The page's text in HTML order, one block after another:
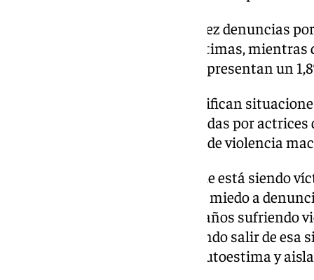
En este sentido, siete de cada diez denuncias
presentadas por las propias víctimas, mientras
entorno de la víctima apenas representan un
A través de tres vídeos, se escenifican
en ejemplos reales y representadas por
interpretan distintas vivencias de violencia
Entre otros, una adolescente que está siendo
de ello, una mujer con hijos con miedo a
por último, una mujer que tras años sufriendo
decidió a pedir ayuda consiguiendo salir de
indefensión, frustración, baja autoestima y